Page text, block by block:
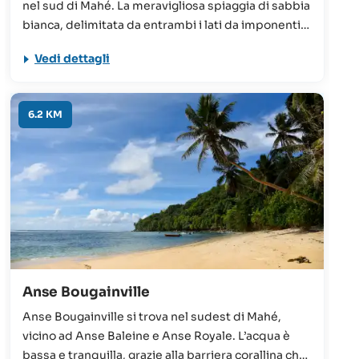
nel sud di Mahé. La meravigliosa spiaggia di sabbia
bianca, delimitata da entrambi i lati da imponenti
non del mondo intero. Tra maggio e settembre le
sconsigliato nuotare.
Vedi dettagli
6.2 KM
Anse Bougainville
Anse Bougainville si trova nel sudest di Mahé,
vicino ad Anse Baleine e Anse Royale. L’acqua è
bassa e tranquilla, grazie alla barriera corallina che